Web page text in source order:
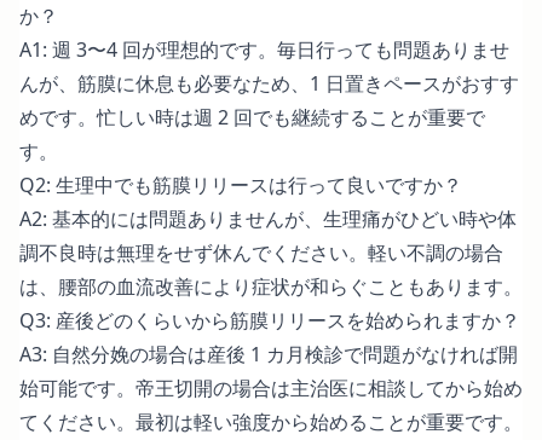
か？
A1: 週 3〜4 回が理想的です。毎日行っても問題ありませ
んが、筋膜に休息も必要なため、1 日置きペースがおすす
めです。忙しい時は週 2 回でも継続することが重要で
す。
Q2: 生理中でも筋膜リリースは行って良いですか？
A2: 基本的には問題ありませんが、生理痛がひどい時や体
調不良時は無理をせず休んでください。軽い不調の場合
は、腰部の血流改善により症状が和らぐこともあります。
Q3: 産後どのくらいから筋膜リリースを始められますか？
A3: 自然分娩の場合は産後 1 カ月検診で問題がなければ開
始可能です。帝王切開の場合は主治医に相談してから始め
てください。最初は軽い強度から始めることが重要です。